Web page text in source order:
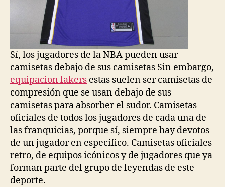
Sí, los jugadores de la NBA pueden usar
camisetas debajo de sus camisetas Sin embargo,
equipacion lakers estas suelen ser camisetas de
compresión que se usan debajo de sus
camisetas para absorber el sudor. Camisetas
oficiales de todos los jugadores de cada una de
las franquicias, porque sí, siempre hay devotos
de un jugador en específico. Camisetas oficiales
retro, de equipos icónicos y de jugadores que ya
forman parte del grupo de leyendas de este
deporte.